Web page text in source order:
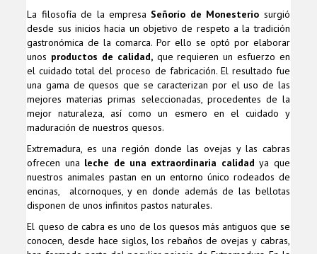
La filosofía de la empresa Señorío de Monesterio surgió
desde sus inicios hacia un objetivo de respeto a la tradición
gastronómica de la comarca. Por ello se optó por elaborar
unos productos de calidad,que requieren un esfuerzo en
el cuidado total del proceso de fabricación. El resultado fue
una gama de quesos que se caracterizan por el uso de las
mejores materias primas seleccionadas, procedentes de la
mejor naturaleza, así como un esmero en el cuidado y
maduración de nuestros quesos.
Extremadura, es una región donde las ovejas y las cabras
ofrecen una leche de una extraordinaria calidad ya que
nuestros animales pastan en un entorno único rodeados de
encinas, alcornoques, y en donde además de las bellotas
disponen de unos infinitos pastos naturales.
El queso de cabra es uno de los quesos más antiguos que se
conocen, desde hace siglos, los rebaños de ovejas y cabras,